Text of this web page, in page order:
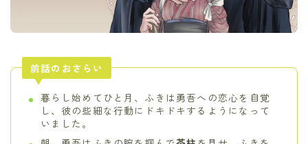
前話のおさらい
暮らし始めてひと月、ふきは勇吾への恋心を自覚
し、彼の些細な行動にドキドキするようになって
いました。